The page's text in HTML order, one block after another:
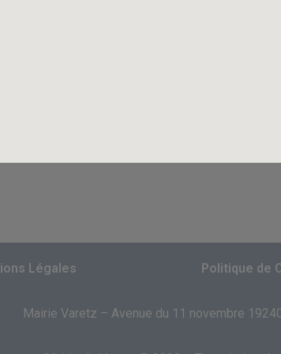
Légales Politique de
Mairie Varetz – Avenue du 11 novembre